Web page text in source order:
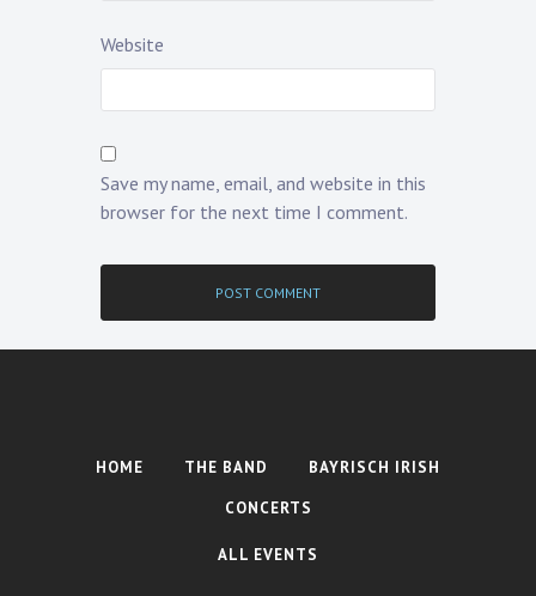
Website
Save my name, email, and website in this
browser for the next time I comment.
HOME THE BAND
BAYRISCH IRISH
CONCERTS
ALL EVENTS